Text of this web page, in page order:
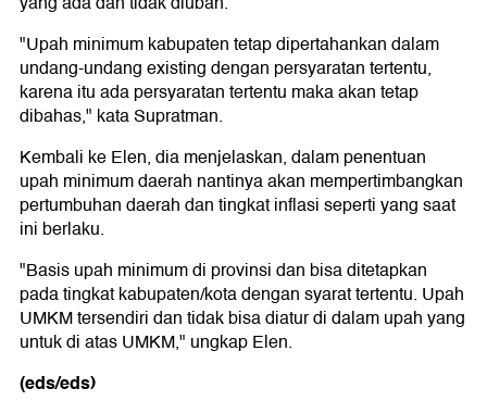
"Upah minimum kabupaten tetap dipertahankan dalam
undang-undang existing dengan persyaratan tertentu,
karena itu ada persyaratan tertentu maka akan tetap
dibahas," kata Supratman.
Kembali ke Elen, dia menjelaskan, dalam penentuan
upah minimum daerah nantinya akan mempertimbangkan
pertumbuhan daerah dan tingkat inflasi seperti yang saat
ini berlaku.
"Basis upah minimum di provinsi dan bisa ditetapkan
pada tingkat kabupaten/kota dengan syarat tertentu. Upah
UMKM tersendiri dan tidak bisa diatur di dalam upah yang
untuk di atas UMKM," ungkap Elen.
(eds/eds)